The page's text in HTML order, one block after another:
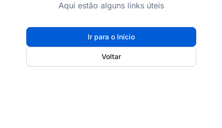
Aqui estão alguns links úteis
Ir para o Início
Voltar